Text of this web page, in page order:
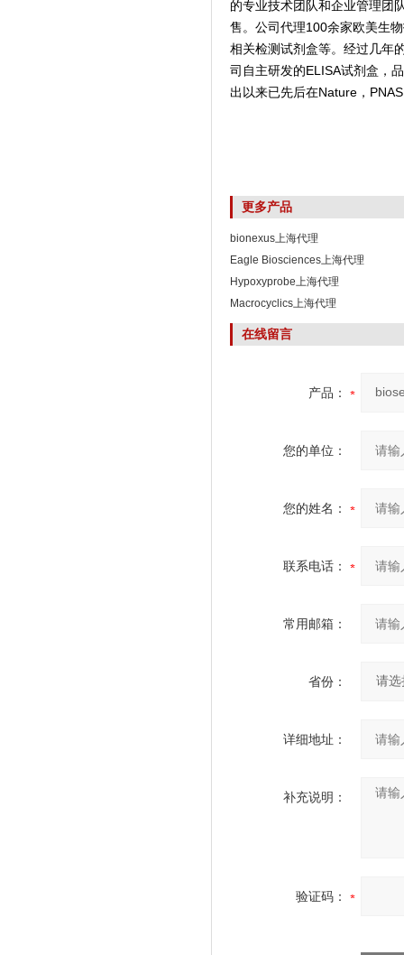
的专业技术团队和企业管理团
售。公司代理100余家欧美生
相关检测试剂盒等。经过几年
司自主研发的ELISA试剂盒，
出以来已先后在Nature，
更多产品
bionexus上海代理
Eagle Biosciences上海代理
Hypoxyprobe上海代理
Macrocyclics上海代理
在线留言
产品：
您的单位：
您的姓名：
联系电话：
常用邮箱：
省份：
详细地址：
补充说明：
验证码：